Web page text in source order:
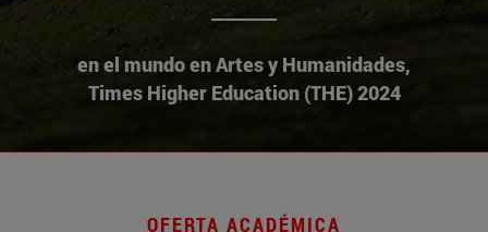
en el mundo en Artes y Humanidades,
Times Higher Education (THE) 2024
OFERTA ACADÉMICA